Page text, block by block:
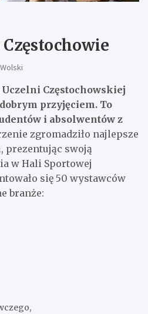
Częstochowskiej
przyjęciem. To
i absolwentów z
zgromadziło najlepsze
prezentując swoją
w Hali Sportowej
się 50 wystawców
branże: